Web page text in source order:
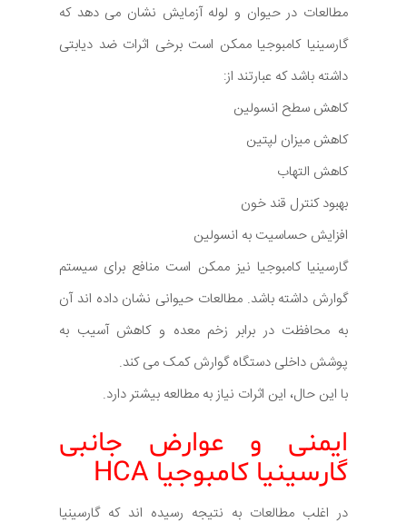
مطالعات در حیوان و لوله آزمایش نشان می دهد که
گارسینیا کامبوجیا ممکن است برخی اثرات ضد دیابتی
داشته باشد که عبارتند از:
کاهش سطح انسولین
کاهش میزان لپتین
کاهش التهاب
بهبود کنترل قند خون
افزایش حساسیت به انسولین
گارسینیا کامبوجیا نیز ممکن است منافع برای سیستم
گوارش داشته باشد. مطالعات حیوانی نشان داده اند آن
به محافظت در برابر زخم معده و کاهش آسیب به
پوشش داخلی دستگاه گوارش کمک می کند.
با این حال، این اثرات نیاز به مطالعه بیشتر دارد.
ایمنی و عوارض جانبی
گارسینیا کامبوجیا HCA
در اغلب مطالعات به نتیجه رسیده اند که گارسینیا